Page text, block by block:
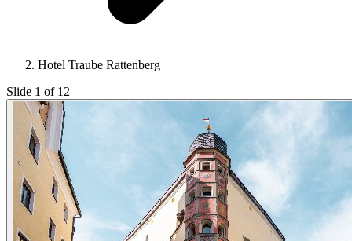
Hotel Traube Rattenberg
Slide 1 of 12